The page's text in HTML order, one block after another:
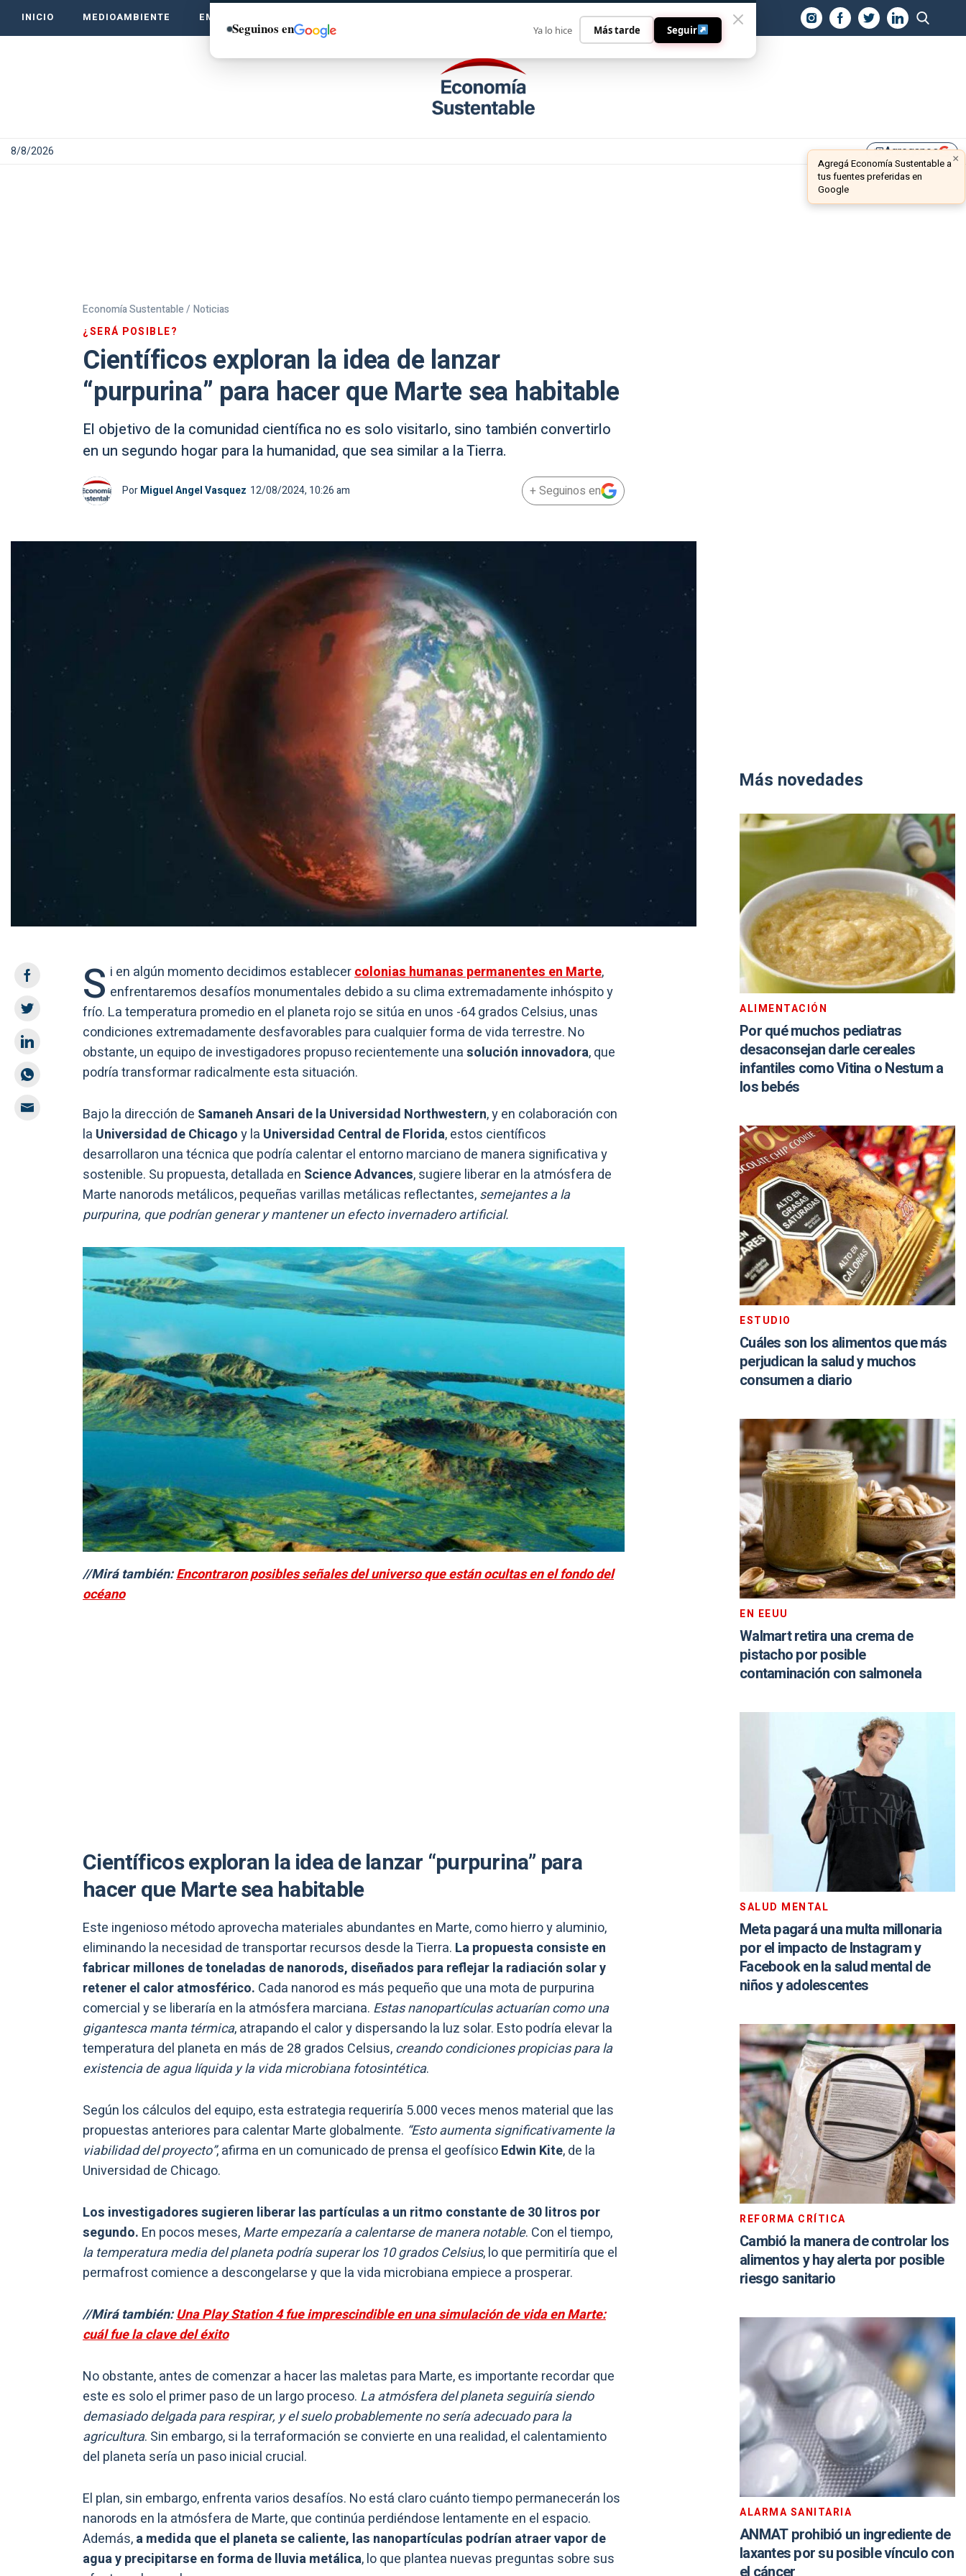
INICIO MEDIOAMBIENTE EMPRENDE VERDE CONTACTO
8/8/2026 library_addAgreganos ×
Agregá Economía Sustentable a
tus fuentes preferidas en
Google
Economía Sustentable / Noticias
¿SERÁ POSIBLE?
Científicos exploran la idea de lanzar
“purpurina” para hacer que Marte sea habitable
El objetivo de la comunidad científica no es solo visitarlo, sino también convertirlo
en un segundo hogar para la humanidad, que sea similar a la Tierra.
PorMiguel Angel Vasquez 12/08/2024, 10:26 am + Seguinos en
S i en algún momento decidimos establecercolonias humanas permanentes en Marte,
enfrentaremos desafíos monumentales debido a su clima extremadamente inhóspito y
frío. La temperatura promedio en el planeta rojo se sitúa en unos -64 grados Celsius, unas
condiciones extremadamente desfavorables para cualquier forma de vida terrestre. No
obstante, un equipo de investigadores propuso recientemente unasolución innovadora, que
podría transformar radicalmente esta situación.
Bajo la dirección de Samaneh Ansari de la Universidad Northwestern, y en colaboración con
la Universidad de Chicagoy la Universidad Central de Florida, estos científicos
desarrollaron una técnica que podría calentar el entorno marciano de manera significativa y
sostenible. Su propuesta, detallada en Science Advances, sugiere liberar en la atmósfera de
Marte nanorods metálicos, pequeñas varillas metálicas reflectantes,semejantes a la
purpurina, que podrían generar y mantener un efecto invernadero artificial.
//Mirá también:Encontraron posibles señales del universo que están ocultas en el fondo del
océano
Científicos exploran la idea de lanzar “purpurina” para
hacer que Marte sea habitable
Este ingenioso método aprovecha materiales abundantes en Marte, como hierro y aluminio,
eliminando la necesidad de transportar recursos desde la Tierra. La propuesta consiste en
fabricar millones de toneladas de nanorods, diseñados para reflejar la radiación solar y
retener el calor atmosférico. Cada nanorod es más pequeño que una mota de purpurina
comercial y se liberaría en la atmósfera marciana. Estas nanopartículas actuarían como una
gigantesca manta térmica, atrapando el calor y dispersando la luz solar. Esto podría elevar la
temperatura del planeta en más de 28 grados Celsius,creando condiciones propicias para la
existencia de agua líquida y la vida microbiana fotosintética.
Según los cálculos del equipo, esta estrategia requeriría 5.000 veces menos material que las
propuestas anteriores para calentar Marte globalmente. “Esto aumenta significativamente la
viabilidad del proyecto”, afirma en un comunicado de prensa el geofísicoEdwin Kite, de la
Universidad de Chicago.
Los investigadores sugieren liberar las partículas a un ritmo constante de 30 litros por
segundo. En pocos meses,Marte empezaría a calentarse de manera notable. Con el tiempo,
la temperatura media del planeta podría superar los 10 grados Celsius, lo que permitiría que el
permafrost comience a descongelarse y que la vida microbiana empiece a prosperar.
//Mirá también:Una Play Station 4 fue imprescindible en una simulación de vida en Marte:
cuál fue la clave del éxito
No obstante, antes de comenzar a hacer las maletas para Marte, es importante recordar que
este es solo el primer paso de un largo proceso. La atmósfera del planeta seguiría siendo
demasiado delgada para respirar, y el suelo probablemente no sería adecuado para la
agricultura. Sin embargo, si la terraformación se convierte en una realidad, el calentamiento
del planeta sería un paso inicial crucial.
El plan, sin embargo, enfrenta varios desafíos. No está claro cuánto tiempo permanecerán los
nanorods en la atmósfera de Marte, que continúa perdiéndose lentamente en el espacio.
Además,a medida que el planeta se caliente, las nanopartículas podrían atraer vapor de
agua y precipitarse en forma de lluvia metálica, lo que plantea nuevas preguntas sobre sus
Más novedades
ALIMENTACIÓN
Por qué muchos pediatras
desaconsejan darle cereales
infantiles como Vitina o Nestum a
los bebés
ESTUDIO
Cuáles son los alimentos que más
perjudican la salud y muchos
consumen a diario
EN EEUU
Walmart retira una crema de
pistacho por posible
contaminación con salmonela
SALUD MENTAL
Meta pagará una multa millonaria
por el impacto de Instagram y
Facebook en la salud mental de
niños y adolescentes
REFORMA CRÍTICA
Cambió la manera de controlar los
alimentos y hay alerta por posible
riesgo sanitario
ALARMA SANITARIA
ANMAT prohibió un ingrediente de
laxantes por su posible vínculo con
Seguinos en Ya lo hice Más tarde Seguir